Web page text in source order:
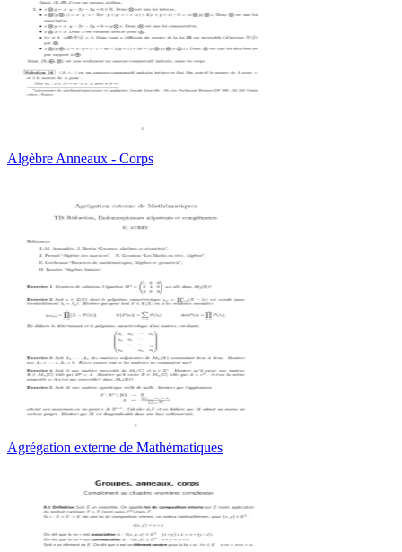
Algèbre Anneaux - Corps
Agrégation externe de Mathématiques